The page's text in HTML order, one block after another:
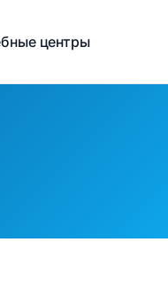
центры